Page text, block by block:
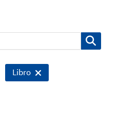
Libro